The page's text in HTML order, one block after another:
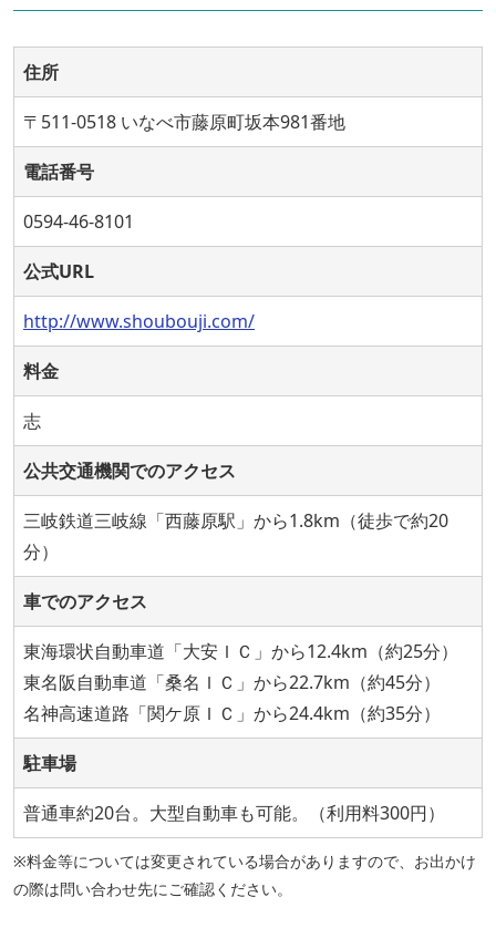
住所
〒511-0518 いなべ市藤原町坂本981番地
電話番号
0594-46-8101
公式URL
http://www.shoubouji.com/
料金
志
公共交通機関でのアクセス
三岐鉄道三岐線「西藤原駅」から1.8km（徒歩で約20
分）
車でのアクセス
東海環状自動車道「大安ＩＣ」から12.4km（約25分）
東名阪自動車道「桑名ＩＣ」から22.7km（約45分）
名神高速道路「関ケ原ＩＣ」から24.4km（約35分）
駐車場
普通車約20台。大型自動車も可能。（利用料300円）
※料金等については変更されている場合がありますので、お出かけ
の際は問い合わせ先にご確認ください。